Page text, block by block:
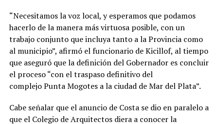
“Necesitamos la voz local, y esperamos que podamos
hacerlo de la manera más virtuosa posible, con un
trabajo conjunto que incluya tanto a la Provincia como
al municipio”, afirmó el funcionario de Kicillof, al tiempo
que aseguró que la definición del Gobernador es concluir
el proceso “con el traspaso definitivo del
complejo Punta Mogotes a la ciudad de Mar del Plata”.
Cabe señalar que el anuncio de Costa se dio en paralelo a
que el Colegio de Arquitectos diera a conocer la